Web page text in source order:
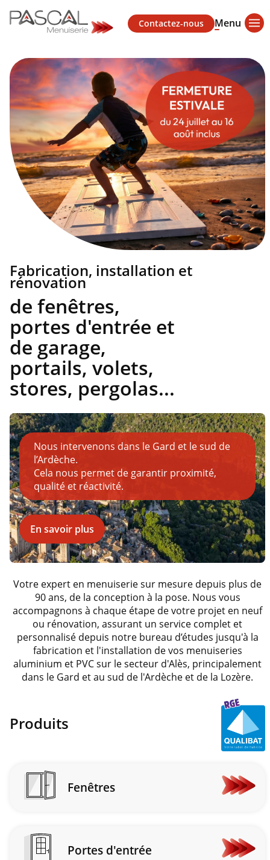
Contactez-nous Menu
Fabrication, installation et
rénovation
de fenêtres,
portes d'entrée et
de garage,
portails, volets,
stores, pergolas...
Votre expert en menuiserie sur mesure depuis plus de
90 ans, de la conception à la pose. Nous vous
accompagnons à chaque étape de votre projet en neuf
ou rénovation, assurant un service complet et
personnalisé depuis notre bureau d’études jusqu'à la
fabrication et l'installation de vos menuiseries
aluminium et PVC sur le secteur d'Alès, principalement
dans le Gard et au sud de l'Ardèche et de la Lozère.
Nous intervenons dans le Gard et le sud de
l’Ardèche.
Cela nous permet de garantir proximité,
qualité et réactivité.
En savoir plus
Produits
Fenêtres
En
Portes d'entrée
En